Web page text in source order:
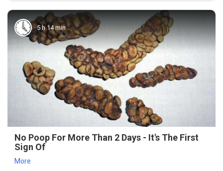
5 h 14 min
No Poop For More Than 2 Days - It's The First
Sign Of
More